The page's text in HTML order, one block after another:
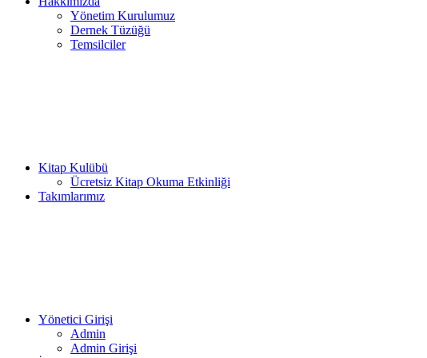
Yönetim Kurulumuz
Dernek Tüzüğü
Temsilciler
Kitap Kulübü
Ücretsiz Kitap Okuma Etkinliği
Takımlarımız
Yönetici Girişi
Admin
Admin Girişi